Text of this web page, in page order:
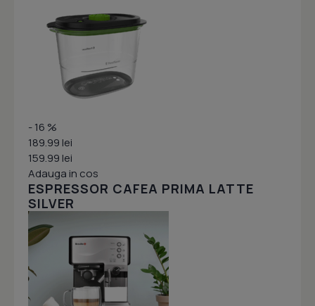
- 16 %
189.99 lei
159.99 lei
Adauga in cos
ESPRESSOR CAFEA PRIMA LATTE
SILVER